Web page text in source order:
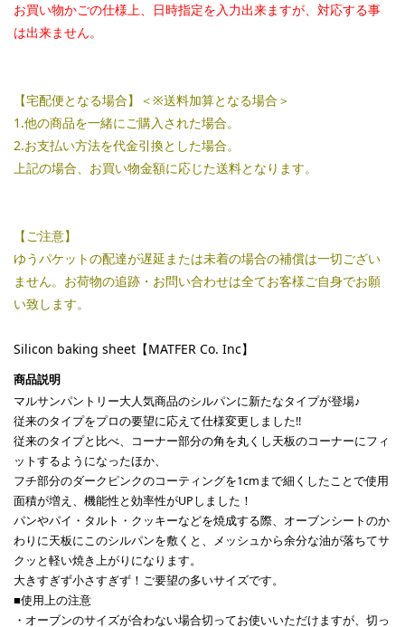
お買い物かごの仕様上、日時指定を入力出来ますが、対応する事
は出来ません。
【宅配便となる場合】＜※送料加算となる場合＞
1.他の商品を一緒にご購入された場合。
2.お支払い方法を代金引換とした場合。
上記の場合、お買い物金額に応じた送料となります。
【ご注意】
ゆうパケットの配達が遅延または未着の場合の補償は一切ござい
ません。お荷物の追跡・お問い合わせは全てお客様ご自身でお願
い致します。
Silicon baking sheet【MATFER Co. Inc】
マルサンパントリー大人気商品のシルパンに新たなタイプが登場♪
従来のタイプをプロの要望に応えて仕様変更しました!!
従来のタイプと比べ、コーナー部分の角を丸くし天板のコーナーにフィ
ットするようになったほか、
フチ部分のダークピンクのコーティングを1cmまで細くしたことで使用
面積が増え、機能性と効率性がUPしました！
パンやパイ・タルト・クッキーなどを焼成する際、オーブンシートのか
わりに天板にこのシルパンを敷くと、メッシュから余分な油が落ちてサ
クッと軽い焼き上がりになります。
大きすぎず小さすぎず！ご要望の多いサイズです。
■使用上の注意
・オーブンのサイズが合わない場合切ってお使いいただけますが、切っ